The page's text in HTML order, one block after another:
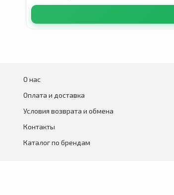
О нас
Оплата и доставка
Условия возврата и обмена
Контакты
Каталог по брендам